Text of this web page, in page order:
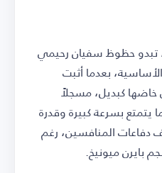
تبدو حظوظ سفيان رحيمي
بعدما أثبت
خاضها كبديل، مسجلاً
يتمتع بسرعة كبيرة وقدرة
المنافسين، رغم
بايرن ميونيخ.